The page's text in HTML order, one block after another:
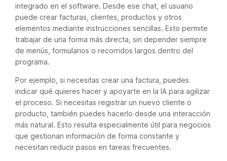
integrado en el software. Desde ese chat, el usuario
puede crear facturas, clientes, productos y otros
elementos mediante instrucciones sencillas. Esto permite
trabajar de una forma más directa, sin depender siempre
de menús, formularios o recorridos largos dentro del
programa.
Por ejemplo, si necesitas crear una factura, puedes
indicar qué quieres hacer y apoyarte en la IA para agilizar
el proceso. Si necesitas registrar un nuevo cliente o
producto, también puedes hacerlo desde una interacción
más natural. Esto resulta especialmente útil para negocios
que gestionan información de forma constante y
necesitan reducir pasos en tareas frecuentes.